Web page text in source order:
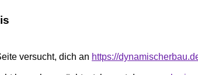
versucht, dich an https://